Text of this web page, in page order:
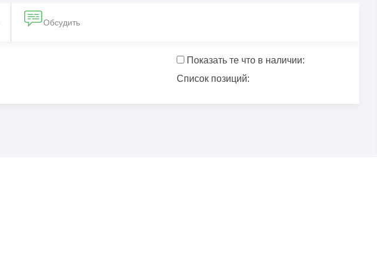
Обсудить
Показать те что в наличии:
Список позиций: